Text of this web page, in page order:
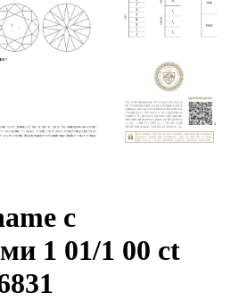
с
1 01/1 00 ct